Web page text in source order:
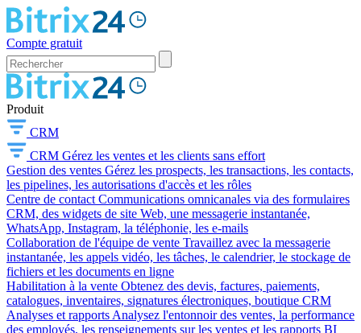
Compte gratuit
Produit
CRM
CRM Gérez les ventes et les clients sans effort
Gestion des ventes Gérez les prospects, les transactions, les contacts,
les pipelines, les autorisations d'accès et les rôles
Centre de contact Communications omnicanales via des formulaires
CRM, des widgets de site Web, une messagerie instantanée,
WhatsApp, Instagram, la téléphonie, les e-mails
Collaboration de l'équipe de vente Travaillez avec la messagerie
instantanée, les appels vidéo, les tâches, le calendrier, le stockage de
fichiers et les documents en ligne
Habilitation à la vente Obtenez des devis, factures, paiements,
catalogues, inventaires, signatures électroniques, boutique CRM
Analyses et rapports Analysez l'entonnoir des ventes, la performance
des employés, les renseignements sur les ventes et les rapports BI